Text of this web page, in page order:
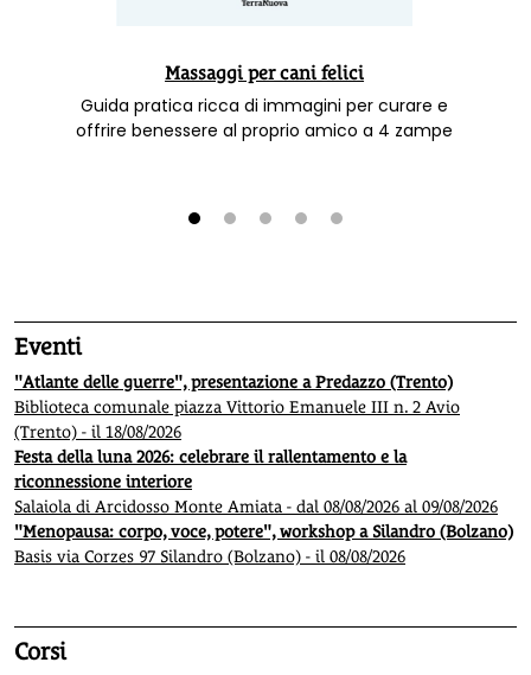
Massaggi per cani felici
Guida pratica ricca di immagini per curare e
offrire benessere al proprio amico a 4 zampe
Eventi
"Atlante delle guerre", presentazione a Predazzo (Trento)
Biblioteca comunale piazza Vittorio Emanuele III n. 2 Avio
(Trento) - il 18/08/2026
Festa della luna 2026: celebrare il rallentamento e la
riconnessione interiore
Salaiola di Arcidosso Monte Amiata - dal 08/08/2026 al 09/08/2026
"Menopausa: corpo, voce, potere", workshop a Silandro (Bolzano)
Basis via Corzes 97 Silandro (Bolzano) - il 08/08/2026
Corsi